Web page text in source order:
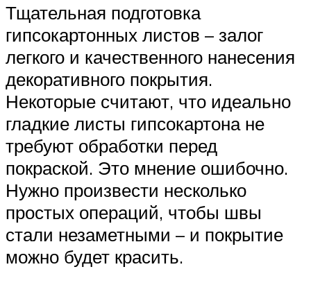
Тщательная подготовка
гипсокартонных листов – залог
легкого и качественного нанесения
декоративного покрытия.
Некоторые считают, что идеально
гладкие листы гипсокартона не
требуют обработки перед
покраской. Это мнение ошибочно.
Нужно произвести несколько
простых операций, чтобы швы
стали незаметными – и покрытие
можно будет красить.